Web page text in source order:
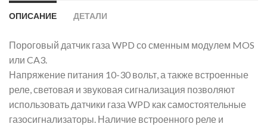
ОПИСАНИЕ ДЕТАЛИ
Пороговый датчик газа WPD со сменным модулем MOS
или CA3.
Напряжение питания 10-30 вольт, а также встроенные
реле, световая и звуковая сигнализация позволяют
использовать датчики газа WPD как самостоятельные
газосигнализаторы. Наличие встроенного реле и